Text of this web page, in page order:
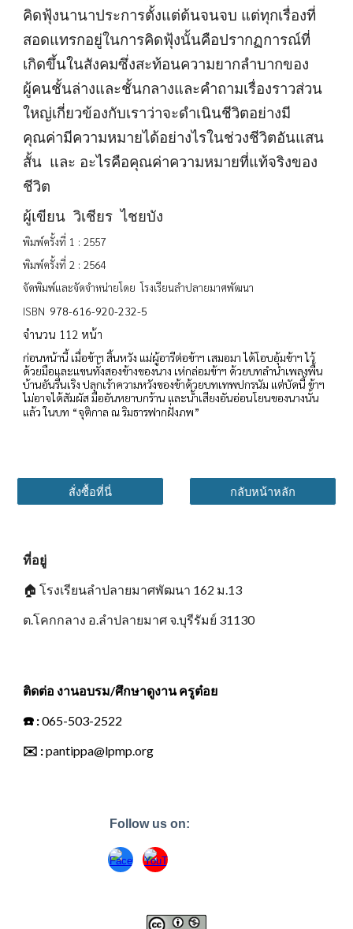
คิดฟุ้งนานาประการตั้งแต่ต้นจนจบ แต่ทุกเรื่องที่
สอดแทรกอยู่ในการคิดฟุ้งนั้นคือปรากฏการณ์ที่
เกิดขึ้นในสังคมซึ่งสะท้อนความยากลำบากของ
ผู้คนชั้นล่างและชั้นกลางและคำถามเรื่องราวส่วน
ใหญ่เกี่ยวข้องกับเราว่าจะดำเนินชีวิตอย่างมี
คุณค่ามีความหมายได้อย่างไรในช่วงชีวิตอันแสน
สั้น และ อะไรคือคุณค่าความหมายที่แท้จริงของ
ชีวิต
ผู้เขียน วิเชียร ไชยบัง
พิมพ์ครั้งที่ 1 : 2557
พิมพ์ครั้งที่ 2 : 2564
จัดพิมพ์และจัดจำหน่ายโดย โรงเรียนลำปลายมาศพัฒนา
ISBN 978-616-920-232-5
จำนวน 112 หน้า
ก่อนหน้านี้ เมื่อข้าฯ สิ้นหวัง แม่ผู้อารีต่อข้าฯ เสมอมา ได้โอบอุ้มข้าฯ ไว้
ด้วยมือและแขนทั้งสองข้างของนาง เห่กล่อมข้าฯ ด้วยบทลำนำเพลงพื้น
บ้านอันรื่นเริง ปลุกเร้าความหวังของข้าด้วยบทเทพปกรนัม แต่บัดนี้ ข้าฯ
ไม่อาจได้สัมผัส มืออันหยาบกร้าน และน้ำเสียงอันอ่อนโยนของนางนั้น
แล้ว ในบท “จุติกาล ณ ริมธารฟากฝั่งภพ”
สั่งซื้อที่นี่ กลับหน้าหลัก
ที่อยู่
🏠โรงเรียนลำปลายมาศพัฒนา 162 ม.13
ต.โคกกลาง อ.ลำปลายมาศ จ.บุรีรัมย์ 31130
ติดต่อ งานอบรม/ศึกษาดูงาน ครูต๋อย
☎️ :065-503-2522
✉️ :pantippa@lpmp.org
Follow us on: